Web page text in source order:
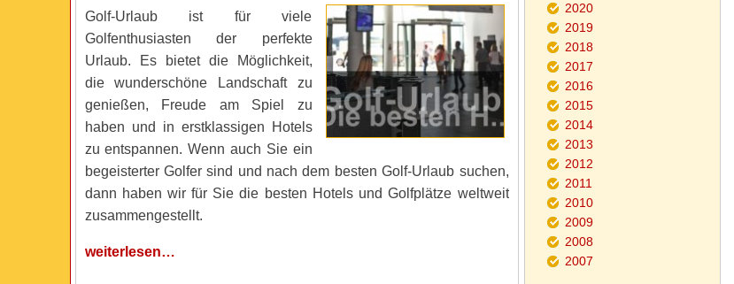
Golf-Urlaub ist für viele
Golfenthusiasten der perfekte
Urlaub. Es bietet die Möglichkeit,
die wunderschöne Landschaft zu
genießen, Freude am Spiel zu
haben und in erstklassigen Hotels
zu entspannen. Wenn auch Sie ein
begeisterter Golfer sind und nach dem besten Golf-Urlaub suchen,
dann haben wir für Sie die besten Hotels und Golfplätze weltweit
zusammengestellt.
weiterlesen…
2020
2019
2018
2017
2016
2015
2014
2013
2012
2011
2010
2009
2008
2007